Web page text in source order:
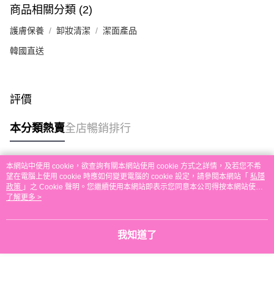
付款後順豐站及營業點取貨
本地配送
免運費
其他地區配送
商品相關分類 (2)
護膚保養 卸妝清潔 潔面產品
韓國直送
評價
本分類熱賣全店暢銷排行
熱門標籤
熱銷排行
本網站中使用 cookie，欲查詢有關本網站使用 cookie 方式之詳情，及若您不希
望在電腦上使用 cookie 時應如何變更電腦的 cookie 設定，請參閱本網站「 私隱
政策 」之 Cookie 聲明。您繼續使用本網站即表示您同意本公司得按本網站使用
條款之 Cookie 聲明使用 cookie。
了解更多 >
我知道了